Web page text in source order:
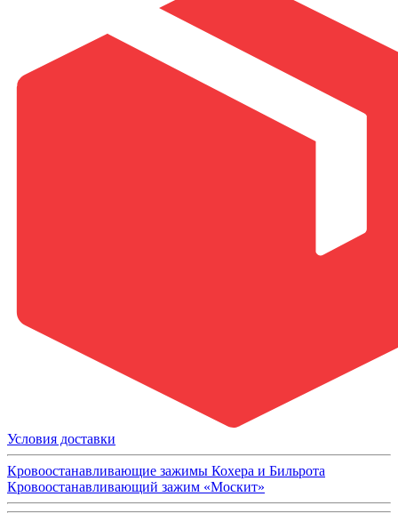
Условия доставки
Кровоостанавливающие зажимы Кохера и Бильрота
Кровоостанавливающий зажим «Москит»